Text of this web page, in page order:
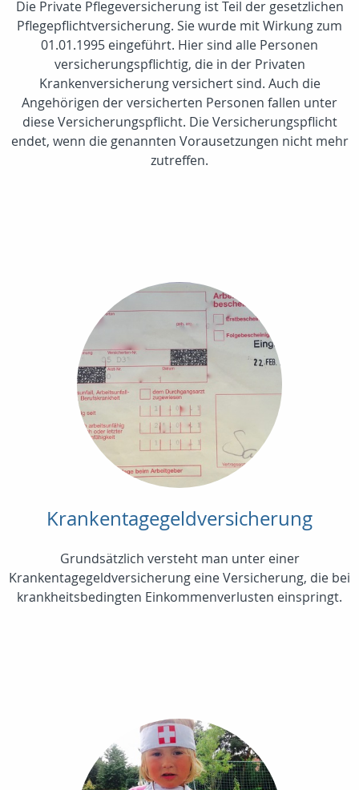
Die Private Pflegeversicherung ist Teil der gesetzlichen
Pflegepflichtversicherung. Sie wurde mit Wirkung zum
01.01.1995 eingeführt. Hier sind alle Personen
versicherungspflichtig, die in der Privaten
Krankenversicherung versichert sind. Auch die
Angehörigen der versicherten Personen fallen unter
diese Versicherungspflicht. Die Versicherungspflicht
endet, wenn die genannten Vorausetzungen nicht mehr
zutreffen.
Krankentagegeldversicherung
Grundsätzlich versteht man unter einer
Krankentagegeldversicherung eine Versicherung, die bei
krankheitsbedingten Einkommenverlusten einspringt.